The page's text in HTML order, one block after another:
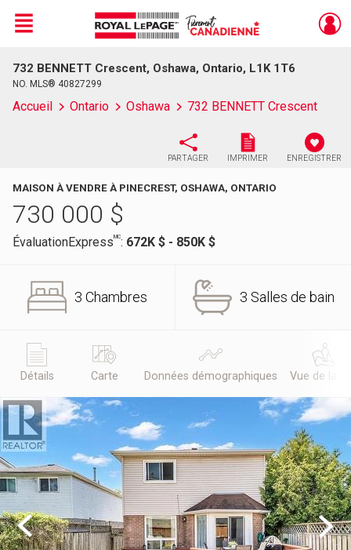
Live
En Direct
Menu
732 BENNETT Crescent, Oshawa, Ontario, L1K 1T6
NO. MLS® 40827299
Accueil Ontario Oshawa 732 BENNETT Crescent
PARTAGER IMPRIMER ENREGISTRER
MAISON À VENDRE À PINECREST, OSHAWA, ONTARIO
730 000 $
ÉvaluationExpressMC: 672K $ - 850K $
3 Chambres 3 Salles de bain
Détails Carte Données démographiques Vue de la
Previous Next